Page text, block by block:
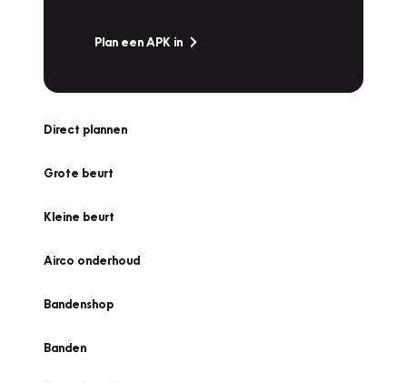
Plan een APK in
Direct plannen
Grote beurt
Kleine beurt
Airco onderhoud
Bandenshop
Banden